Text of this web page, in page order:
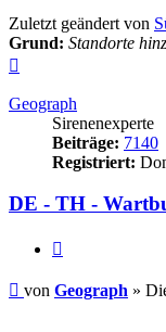
Zuletzt geändert von
Grund: Standorte
Geograph
Sirenenexperte
Beiträge: 7140
Registriert:
DE - TH -
Beitrag
von Geograph »